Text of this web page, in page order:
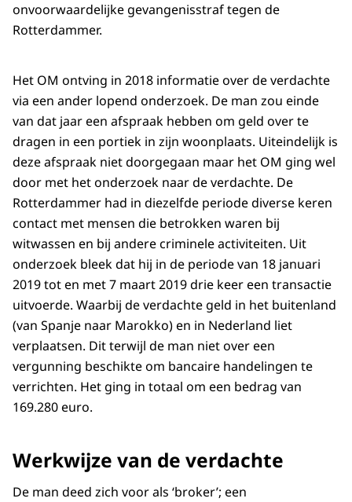
onvoorwaardelijke gevangenisstraf tegen de
Rotterdammer.
Het OM ontving in 2018 informatie over de verdachte
via een ander lopend onderzoek. De man zou einde
van dat jaar een afspraak hebben om geld over te
dragen in een portiek in zijn woonplaats. Uiteindelijk is
deze afspraak niet doorgegaan maar het OM ging wel
door met het onderzoek naar de verdachte. De
Rotterdammer had in diezelfde periode diverse keren
contact met mensen die betrokken waren bij
witwassen en bij andere criminele activiteiten. Uit
onderzoek bleek dat hij in de periode van 18 januari
2019 tot en met 7 maart 2019 drie keer een transactie
uitvoerde. Waarbij de verdachte geld in het buitenland
(van Spanje naar Marokko) en in Nederland liet
verplaatsen. Dit terwijl de man niet over een
vergunning beschikte om bancaire handelingen te
verrichten. Het ging in totaal om een bedrag van
169.280 euro.
Werkwijze van de verdachte
De man deed zich voor als ‘broker’; een